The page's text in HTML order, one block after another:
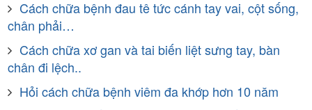
Cách chữa bệnh đau tê tức cánh tay vai, cột sống,
chân phải…
Cách chữa xơ gan và tai biến liệt sưng tay, bàn
chân đi lệch..
Hỏi cách chữa bệnh viêm đa khớp hơn 10 năm